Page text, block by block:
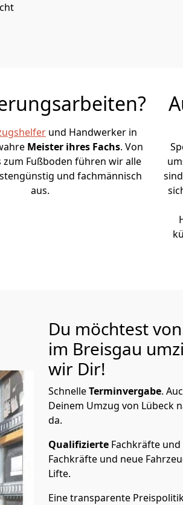
und Handwerker in
Meister ihres Fachs. Von
zum Fußboden führen wir alle
und fachmännisch
aus.
sind
Du möchtest
im Breisgau
wir Dir!
SchnelleTerminvergabe.
Deinem Umzug von Lübeck
da.
Qualifizierte Fachkräfte
Fachkräfte und neue
Lifte.
Eine transparente